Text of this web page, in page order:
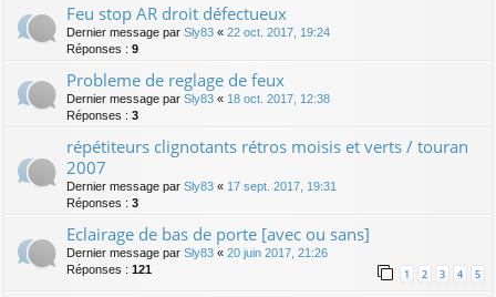
Feu stop AR droit défectueux
Dernier message par Sly83 « 22 oct. 2017, 19:24
Réponses : 9
Probleme de reglage de feux
Dernier message par Sly83 « 18 oct. 2017, 12:38
Réponses : 3
répétiteurs clignotants rétros moisis et verts / touran
2007
Dernier message par Sly83 « 17 sept. 2017, 19:31
Réponses : 3
Eclairage de bas de porte [avec ou sans]
Dernier message par Sly83 « 20 juin 2017, 21:26
Réponses : 121 1 2 3 4 5